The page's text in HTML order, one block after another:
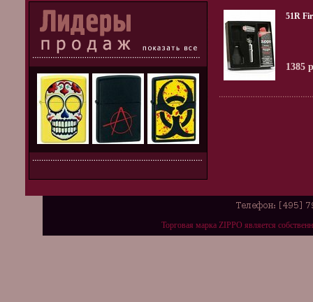
51R
1385
Торговая марка ZIPPO является